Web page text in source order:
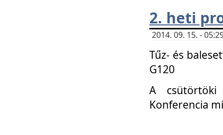
2. heti
2014. 09. 15. -
Tűz- és
G120
A csütörtöki
Konferencia